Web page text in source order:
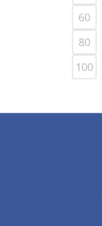
60
80
100